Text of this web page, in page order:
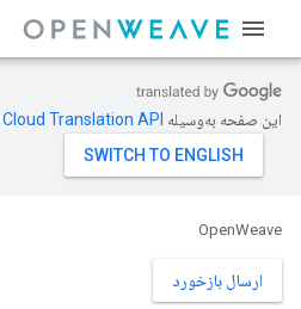
این صفحه به‌وسیله
OpenWeave
ارسال بازخورد